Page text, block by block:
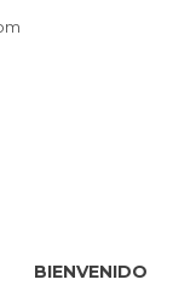
BIENVENIDO